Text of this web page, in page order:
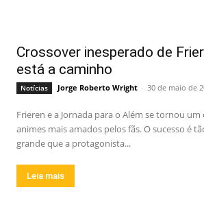
Crossover inesperado de
está a caminho
Notícias Jorge Roberto Wright - 30 de maio de
Frieren e a Jornada para o Além se tornou um
animes mais amados pelos fãs. O sucesso é
grande que a protagonista...
Leia mais